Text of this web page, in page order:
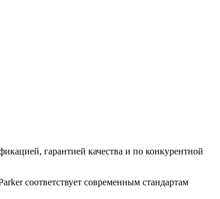
гарантией качества и по конкурентной
соответствует современным стандартам